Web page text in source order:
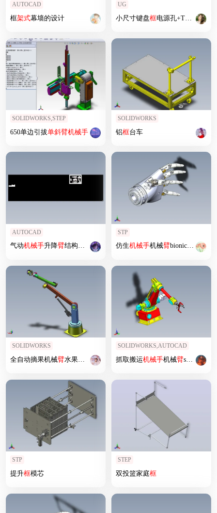
AUTOCAD
框架式幕墙的设计
UG
小尺寸键盘框电源孔+TP 倒角
SOLIDWORKS,STEP
650单边引拔单斜臂机械手
SOLIDWORKS
铝框台车
AUTOCAD
气动机械手升降臂结构设计
STP
仿生机械手机械臂bionic-hand-concept STP
SOLIDWORKS
全自动摘果机械臂水果苹果采摘 机械手
SOLIDWORKS,AUTOCAD
抓取搬运机械手机械臂sw21可编辑
STP
提升框模芯
STEP
双投篮家庭框